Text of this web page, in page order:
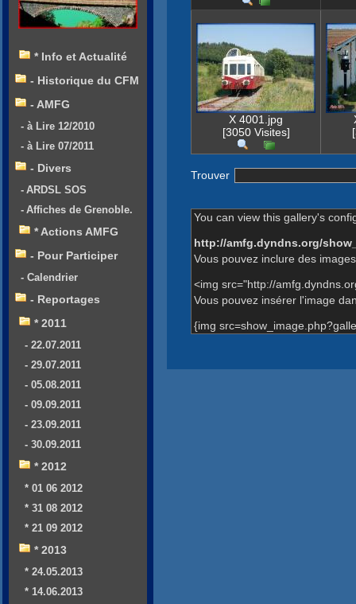
X 4001.jpg
[3050 Visites]
Trouver
You can view this gallery's
http://amfg.dyndns.org/
Vous pouvez inclure des
<img src="http://
Vous pouvez insérer l'image
{img
* Info et Actualité
- Historique du CFM
- AMFG
- à Lire 12/2010
- à Lire 07/2011
- Divers
- ARDSL SOS
- Affiches de Grenoble.
* Actions AMFG
- Pour Participer
- Calendrier
- Reportages
* 2011
- 22.07.2011
- 29.07.2011
- 05.08.2011
- 09.09.2011
- 23.09.2011
- 30.09.2011
* 2012
* 01 06 2012
* 31 08 2012
* 21 09 2012
* 2013
* 24.05.2013
* 14.06.2013